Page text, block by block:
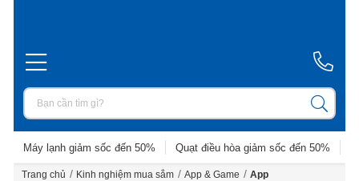
Máy lạnh giảm sốc đến 50% Quạt điều hòa giảm sốc đến 50%
Trang chủ / Kinh nghiệm mua sắm / App & Game / App